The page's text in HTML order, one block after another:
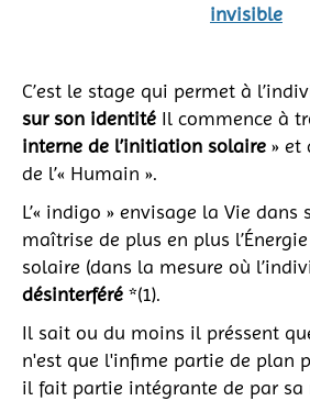
invisible
C’est le stage qui permet à
sur son identité Il commence à
interne de l’initiation solaire » et
de l’« Humain ».
L’« indigo » envisage la Vie
maîtrise de plus en plus
solaire (dans la mesure où
désinterféré *(1).
Il sait ou du moins il préssent
n'est que l'infime partie de plan
il fait partie intégrante de par